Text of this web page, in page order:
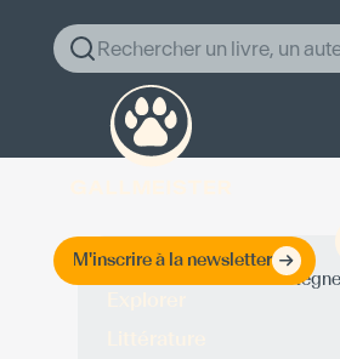
Rechercher un livre, un
M'inscrire à la newsletter
Wallace